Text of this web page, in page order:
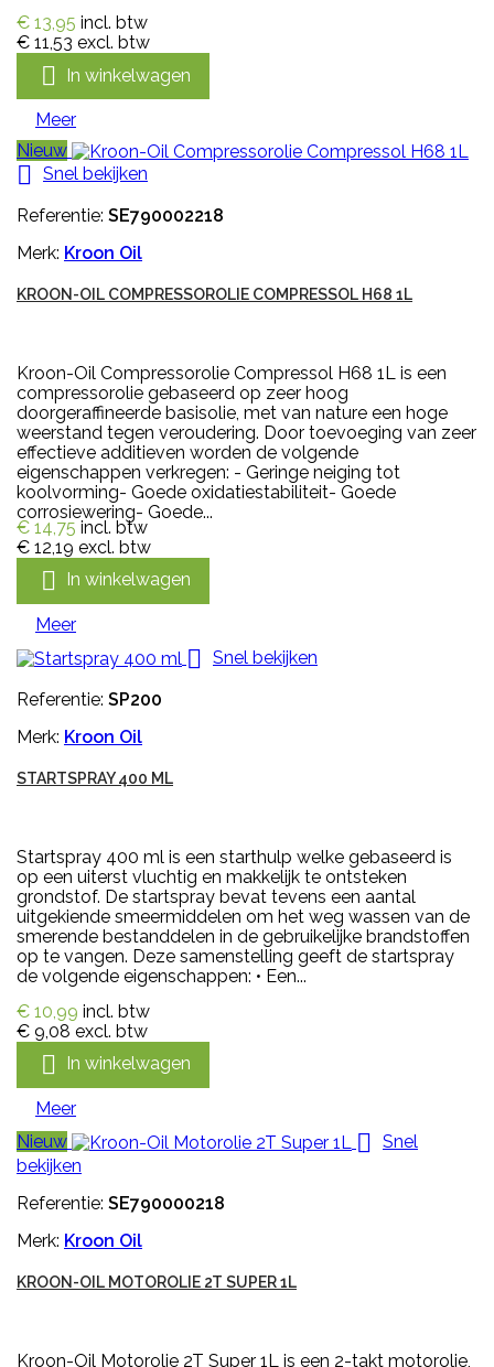
€ 13,95 incl. btw
€ 11,53 excl. btw
 In winkelwagen
Meer
Nieuw

Snel bekijken
Referentie: SE790002218
Merk: Kroon Oil
KROON-OIL COMPRESSOROLIE COMPRESSOL H68 1L
Kroon-Oil Compressorolie Compressol H68 1L is een
compressorolie gebaseerd op zeer hoog
doorgeraffineerde basisolie, met van nature een hoge
weerstand tegen veroudering. Door toevoeging van zeer
effectieve additieven worden de volgende
eigenschappen verkregen: - Geringe neiging tot
koolvorming- Goede oxidatiestabiliteit- Goede
corrosiewering- Goede...
€ 14,75 incl. btw
€ 12,19 excl. btw
 In winkelwagen
Meer

Snel bekijken
Referentie: SP200
Merk: Kroon Oil
STARTSPRAY 400 ML
Startspray 400 ml is een starthulp welke gebaseerd is
op een uiterst vluchtig en makkelijk te ontsteken
grondstof. De startspray bevat tevens een aantal
uitgekiende smeermiddelen om het weg wassen van de
smerende bestanddelen in de gebruikelijke brandstoffen
op te vangen. Deze samenstelling geeft de startspray
de volgende eigenschappen: • Een...
€ 10,99 incl. btw
€ 9,08 excl. btw
 In winkelwagen
Meer
Nieuw

Snel
bekijken
Referentie: SE790000218
Merk: Kroon Oil
KROON-OIL MOTOROLIE 2T SUPER 1L
Kroon-Oil Motorolie 2T Super 1L is een 2-takt motorolie,